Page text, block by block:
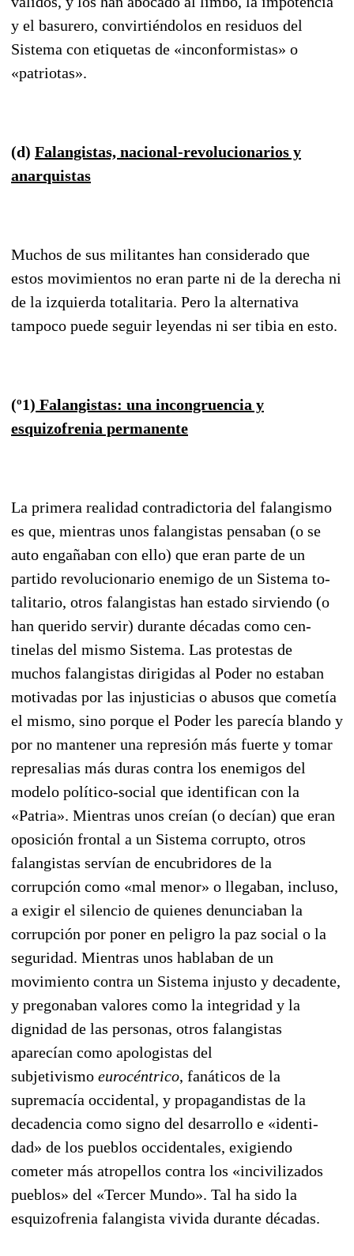
y el basu­re­ro, convir­tién­dolos en resi­duos del
Sistema con etique­tas de «in­con­formistas» o
«patriotas».
(d) Falangistas, nacional-revolucionarios y
anarquistas
Muchos de sus militantes han considerado que
estos movimientos no eran parte ni de la derecha ni
de la izquierda totalitaria. Pero la alternativa
tampoco puede seguir leyendas ni ser tibia en esto.
(º1) Falangistas: una incongruencia y
esquizofrenia permanente
La primera realidad contradictoria del falangismo
es que, mientras unos falangistas pensaban (o se
auto engañaban con ello) que eran parte de un
partido revolucionario enemigo de un Sistema to­
talitario, otros falangistas han estado sirviendo (o
han querido servir) durante décadas como cen­
tinelas del mismo Sistema. Las protestas de
muchos falangistas dirigidas al Poder no estaban
mo­tivadas por las injusticias o abusos que cometía
el mismo, sino porque el Poder les parecía blando y
por no mantener una represión más fuerte y tomar
represalias más duras contra los enemigos del
modelo político-social que identifican con la
«Patria». Mientras unos creían (o decían) que eran
oposición frontal a un Sistema corrupto, otros
falangistas servían de encubridores de la
corrupción como «mal menor» o llegaban, incluso,
a exigir el silencio de quienes denunciaban la
corrupción por poner en peligro la paz social o la
seguridad. Mientras unos hablaban de un
movimiento contra un Sistema injusto y decadente,
y pregonaban valores como la integri­dad y la
dignidad de las per­sonas, otros falangistas
aparecían como apologistas del
subjetivismo eurocéntrico, fanáticos de la
supremacía occidental, y propagandistas de la
decadencia como signo del desarrollo e «identi­
dad» de los pueblos occidentales, exigiendo
cometer más atropellos contra los «incivilizados
pue­blos» del «Tercer Mundo». Tal ha sido la
esquizofrenia falangista vivida durante décadas.